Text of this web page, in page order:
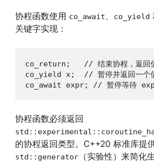
协程函数使用 co_await、 co_yield
关键字实现：
co_return;   // 结束协程，返回
co_yield x;  // 暂停并返回一个值
co_await expr; // 暂停等待
协程函数必须返回
的协程返回类型。C++20 标准库提
std::generator （实验性）来简化